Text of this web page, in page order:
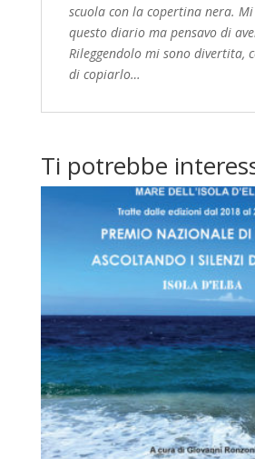
scuola con la copertina nera.
questo diario ma pensavo di
Rileggendolo mi sono divertita,
di copiarlo…
Ti potrebbe